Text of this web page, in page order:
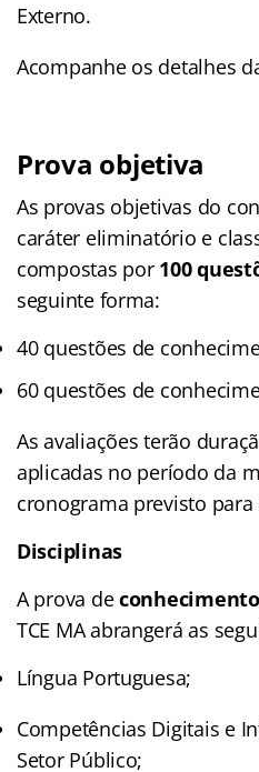
Externo.
Acompanhe os detalhes
Prova objetiva
As provas objetivas do
caráter eliminatório e
compostas por 100
seguinte forma:
40 questões de
60 questões de
As avaliações terão
aplicadas no período da
cronograma previsto para
Disciplinas
A prova de
TCE MA abrangerá as
Língua Portuguesa;
Competências Digitais e
Setor Público;